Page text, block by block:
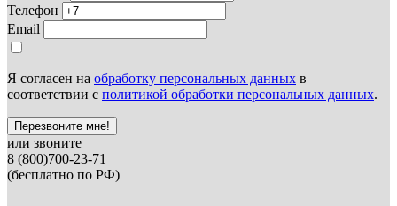
Телефон
Email
Я согласен на обработку персональных данных в
соответствии с политикой обработки персональных данных.
Перезвоните мне!
или звоните
8 (800)700-23-71
(бесплатно по РФ)